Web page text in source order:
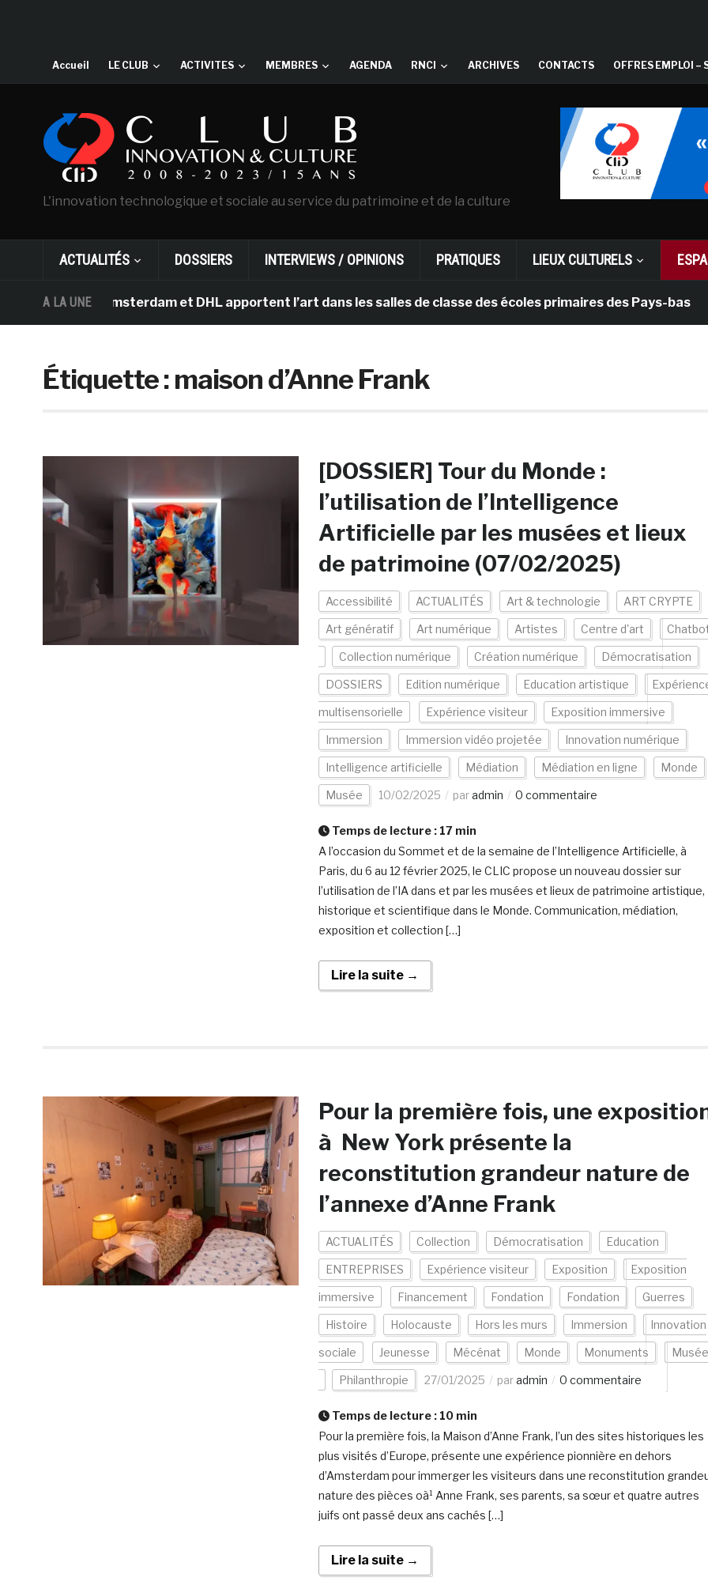
Accueil LE CLUB ACTIVITES MEMBRES AGENDA RNCI ARCHIVES CONTACTS OFFRES EMPLOI –
L'innovation technologique et sociale au service du patrimoine et de la culture
ACTUALITÉS DOSSIERS INTERVIEWS / OPINIONS PRATIQUES LIEUX CULTURELS
A LA UNE
Gogh d’Amsterdam et DHL apportent l’art dans les salles de classe des écoles primaires des Pays-bas il y
Étiquette :maison d’Anne Frank
[DOSSIER] Tour du Monde :
l’utilisation de l’Intelligence
Artificielle par les musées et lieux
de patrimoine (07/02/2025)
Accessibilité ACTUALITÉS Art & technologie ART CRYPTE
Art génératif Art numérique Artistes Centre d'art
Collection numérique Création numérique Démocratisation
DOSSIERS Edition numérique Education artistique
multisensorielle Expérience visiteur Exposition immersive
Immersion Immersion vidéo projetée Innovation numérique
Intelligence artificielle Médiation Médiation en ligne Monde
Musée 10/02/2025 paradmin 0 commentaire
Temps de lecture : 17 min
A l’occasion du Sommet et de la semaine de l’Intelligence Artificielle, à
Paris, du 6 au 12 février 2025, le CLIC propose un nouveau dossier sur
l’utilisation de l’IA dans et par les musées et lieux de patrimoine artistique,
historique et scientifique dans le Monde. Communication, médiation,
exposition et collection […]
Lire la suite →
Pour la première fois, une
à New York présente la
reconstitution grandeur nature de
l’annexe d’Anne Frank
ACTUALITÉS Collection Démocratisation Education
ENTREPRISES Expérience visiteur Exposition Exposition
immersive Financement Fondation Fondation Guerres
Histoire Holocauste Hors les murs Immersion Innovation
sociale Jeunesse Mécénat Monde Monuments Musée
Philanthropie 27/01/2025 paradmin 0 commentaire
Temps de lecture : 10 min
Pour la première fois, la Maison d’Anne Frank, l’un des sites historiques les
plus visités d’Europe, présente une expérience pionnière en dehors
d’Amsterdam pour immerger les visiteurs dans une reconstitution
nature des pièces oà¹ Anne Frank, ses parents, sa sœur et quatre autres
juifs ont passé deux ans cachés […]
Lire la suite →